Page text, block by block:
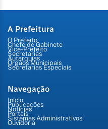
A Prefeitura
O Prefeito
Chefe de Gabinete
Vice-Prefeito
Secretarias
Autarquias
Órgãos Municipais
Secretarias Especiais
Navegação
Início
Publicações
Notícias
Portais
Sistemas Administrativos
Ouvidoria